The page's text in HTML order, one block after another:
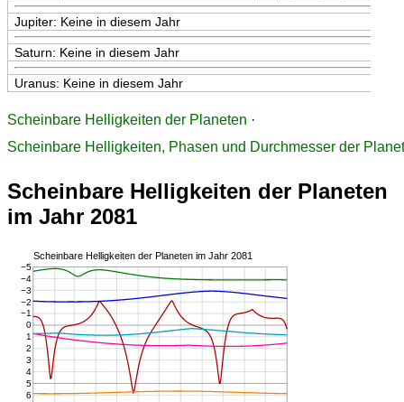
Jupiter: Keine in diesem Jahr
Saturn: Keine in diesem Jahr
Uranus: Keine in diesem Jahr
Scheinbare Helligkeiten der Planeten ·
Scheinbare Helligkeiten, Phasen und Durchmesser der
Scheinbare Helligkeiten der Planeten
im Jahr 2081